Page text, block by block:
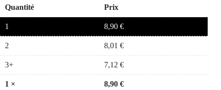
Quantité Prix
1 8,90 €
2 8,01 €
3+ 7,12 €
1 × 8,90 €